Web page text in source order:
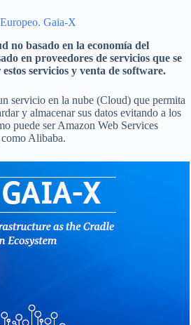
Gaia-X
no basado en la economía del
en proveedores de servicios que se
servicios y venta de software.
servicio en la nube (Cloud) que permita
y almacenar sus datos evitando a los
puede ser Amazon Web Services
Alibaba.